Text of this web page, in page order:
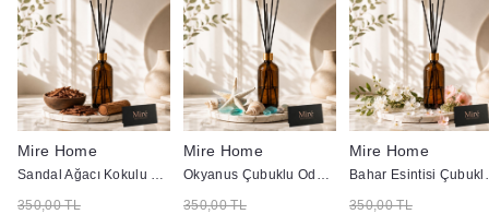
Mire Home
Sandal Ağacı Kokulu Çubuklu Oda Kokusu - Amber Şişe 100 ml
350,00 TL
Mire Home
Okyanus Çubuklu Oda Kokusu - Amber Şişe 100 ml
350,00 TL
Mire Home
Bahar
350,00 TL